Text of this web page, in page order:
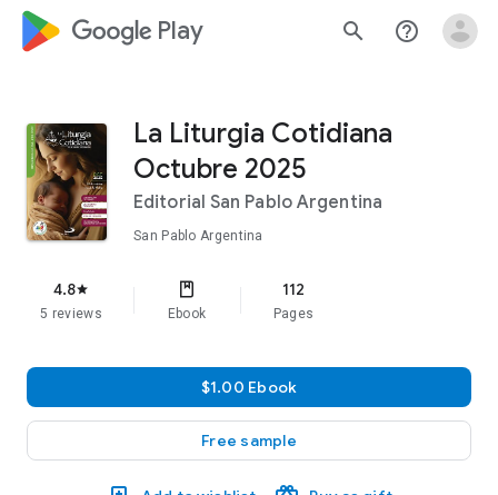
google_logo Play search help_outline
La Liturgia Cotidiana
Octubre 2025
Editorial San Pablo Argentina
San Pablo Argentina
4.8star
5 reviews Ebook
112
Pages
$1.00 Ebook
Free sample